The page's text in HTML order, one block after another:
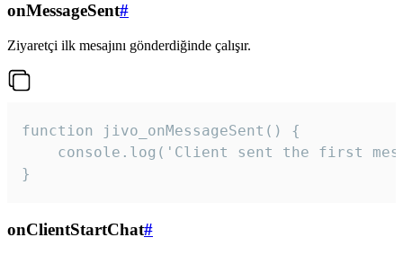
onMessageSent#
Ziyaretçi ilk mesajını gönderdiğinde çalışır.
function jivo_onMessageSent() {
console.log('Client sent the first
}
onClientStartChat#